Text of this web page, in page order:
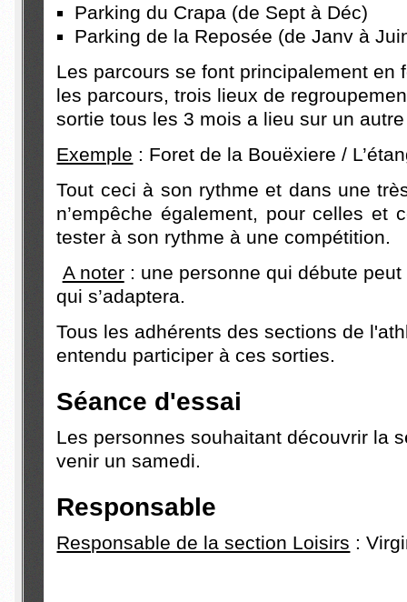
Parking du Crapa (de Sept à Déc)
Parking de la Reposée (de Janv à
Les parcours se font principalement en
les parcours, trois lieux de
sortie tous les 3 mois a lieu sur un
Exemple : Foret de la Bouëxiere /
Tout ceci à son rythme et dans une
n’empêche également, pour celles et
tester à son rythme à une compétition.
A noter: une personne qui débute
qui s’adaptera.
Tous les adhérents des sections de
entendu participer à ces sorties.
Séance d'essai
Les personnes souhaitant découvrir la
venir un samedi.
Responsable
Responsable de la section Loisirs :